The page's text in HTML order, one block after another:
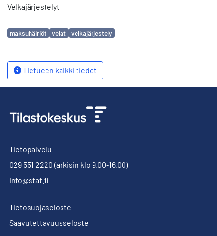
Velkajärjestelyt
Avainsanat
maksuhäiriöt velat velkajärjestely
Tietueen kaikki tiedot
Tietopalvelu
029 551 2220 (arkisin klo 9.00-16.00)
info@stat.fi
Tietosuojaseloste
Saavutettavuusseloste